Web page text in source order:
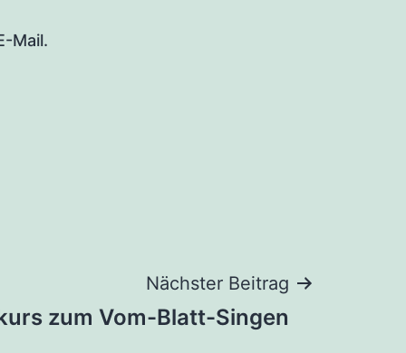
Mail.
Nächster Beitrag
zum Vom-Blatt-Singen